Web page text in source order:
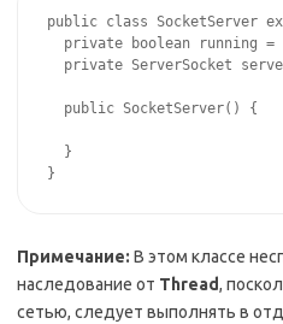
public class SocketServer
private boolean running =
private ServerSocket
  public SocketServer() {
  }
}
Примечание: В этом классе
наследование от Thread,
сетью, следует выполнять в